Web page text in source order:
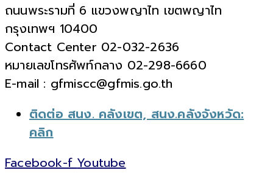
ถนนพระรามที่ 6 แขวงพญาไท เขตพญาไท
กรุงเทพฯ 10400
Contact Center 02-032-2636
หมายเลขโทรศัพท์กลาง 02-298-6660
E-mail : gfmiscc@gfmis.go.th
ติดต่อ สนง. คลังเขต, สนง.คลังจังหวัด:
คลิก
Facebook-f Youtube